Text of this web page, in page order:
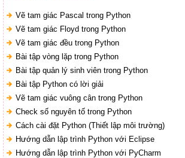
Vẽ tam giác Pascal trong Python
Vẽ tam giác Floyd trong Python
Vẽ tam giác đều trong Python
Bài tập vòng lặp trong Python
Bài tập quản lý sinh viên trong Python
Bài tập Python có lời giải
Vẽ tam giác vuông cân trong Python
Check số nguyên tố trong Python
Cách cài đặt Python (Thiết lập môi trường)
Hướng dẫn lập trình Python với Eclipse
Hướng dẫn lập trình Python với PyCharm